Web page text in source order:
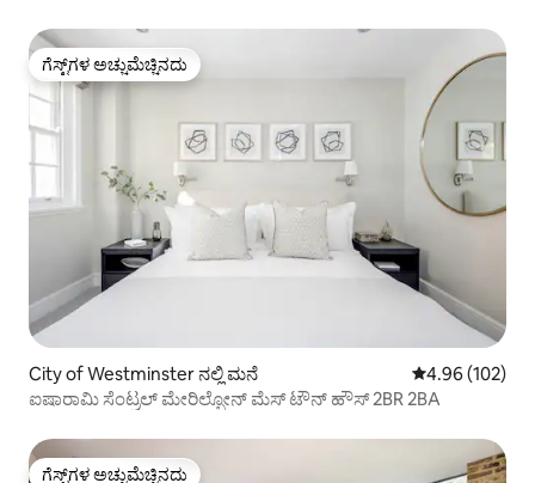
ಗೆಸ್ಟ್‌ಗಳ ಅಚ್ಚುಮೆಚ್ಚಿನದು
ಗೆಸ್ಟ್‌ಗಳ ಅಚ್ಚುಮೆಚ್ಚಿನದು
City of Westminster ನಲ್ಲಿ ಮನೆ 5 ರಲ್ಲಿ 4.96
4.96 (102)
ಐಷಾರಾಮಿ ಸೆಂಟ್ರಲ್ ಮೇರಿಲ್ಬೋನ್ ಮೆಸ್ ಟೌನ್ ಹೌಸ್ 2BR 2BA
ಗೆಸ್ಟ್‌ಗಳ ಅಚ್ಚುಮೆಚ್ಚಿನದು